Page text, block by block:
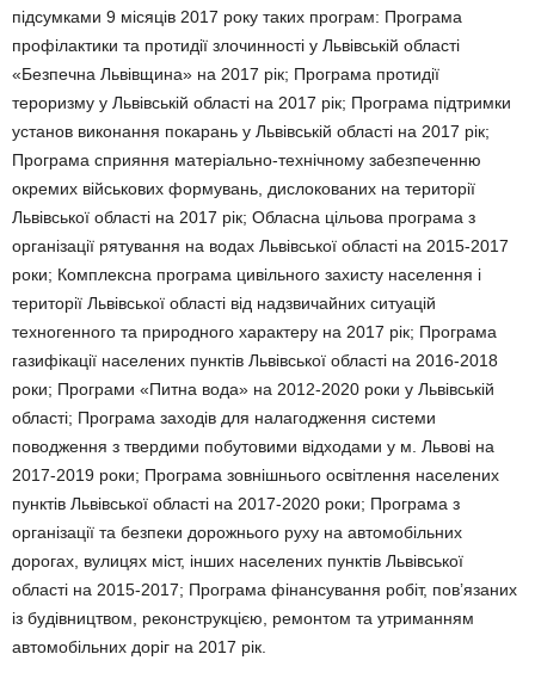
підсумками 9 місяців 2017 року таких програм: Програма
профілактики та протидії злочинності у Львівській області
«Безпечна Львівщина» на 2017 рік; Програма протидії
тероризму у Львівській області на 2017 рік; Програма підтримки
установ виконання покарань у Львівській області на 2017 рік;
Програма сприяння матеріально-технічному забезпеченню
окремих військових формувань, дислокованих на території
Львівської області на 2017 рік; Обласна цільова програма з
організації рятування на водах Львівської області на 2015-2017
роки; Комплексна програма цивільного захисту населення і
території Львівської області від надзвичайних ситуацій
техногенного та природного характеру на 2017 рік; Програма
газифікації населених пунктів Львівської області на 2016-2018
роки; Програми «Питна вода» на 2012-2020 роки у Львівській
області; Програма заходів для налагодження системи
поводження з твердими побутовими відходами у м. Львові на
2017-2019 роки; Програма зовнішнього освітлення населених
пунктів Львівської області на 2017-2020 роки; Програма з
організації та безпеки дорожнього руху на автомобільних
дорогах, вулицях міст, інших населених пунктів Львівської
області на 2015-2017; Програма фінансування робіт, пов’язаних
із будівництвом, реконструкцією, ремонтом та утриманням
автомобільних доріг на 2017 рік.